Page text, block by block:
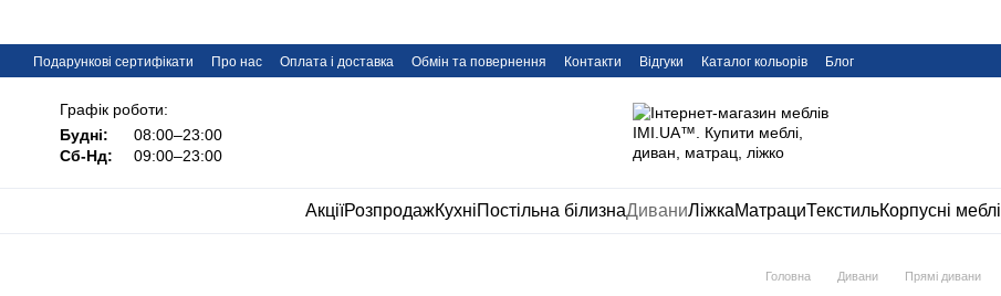
Подарункові сертифікати Про нас Оплата і доставка Обмін та повернення Контакти Відгуки Каталог кольорів
Блог
Графік роботи:
Будні:
08:00–23:00
Сб-Нд:
09:00–23:00
АкціїРозпродажКухніПостільна білизнаДиваниЛіжкаМатрациТекстильКорпусні меблі
Головна Дивани Прямі дивани